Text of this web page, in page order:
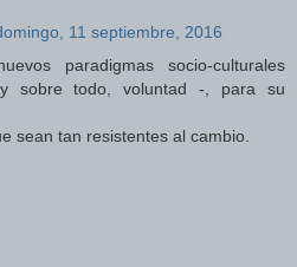
11 septiembre, 2016
paradigmas socio-culturales
sobre todo, voluntad -, para su
sean tan resistentes al cambio.